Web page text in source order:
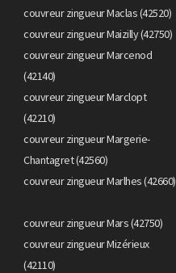
couvreur zingueur Maclas (42520)
couvreur zingueur Maizilly (42750)
couvreur zingueur Marcenod
(42140)
couvreur zingueur Marclopt
(42210)
couvreur zingueur Margerie-
Chantagret (42560)
couvreur zingueur Marlhes (42660)
couvreur zingueur Mars (42750)
couvreur zingueur Mizérieux
(42110)